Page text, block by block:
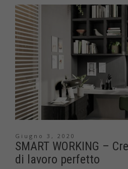
Giugno 3, 2020
SMART WORKING –
di lavoro perfetto